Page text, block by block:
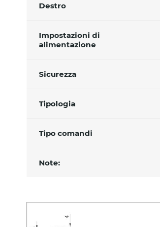
Destro
Impostazioni di
alimentazione
Sicurezza
Tipologia
Tipo comandi
Note: